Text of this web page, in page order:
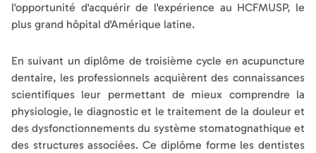
l'opportunité d'acquérir de l'expérience au HCFMUSP, le
plus grand hôpital d'Amérique latine.
En suivant un diplôme de troisième cycle en acupuncture
dentaire, les professionnels acquièrent des connaissances
scientifiques leur permettant de mieux comprendre la
physiologie, le diagnostic et le traitement de la douleur et
des dysfonctionnements du système stomatognathique et
des structures associées. Ce diplôme forme les dentistes